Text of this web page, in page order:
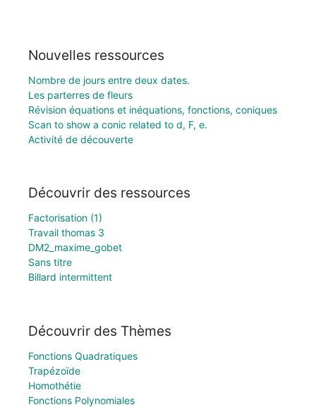
Nouvelles ressources
Nombre de jours entre deux dates.
Les parterres de fleurs
Révision équations et inéquations, fonctions, coniques
Scan to show a conic related to d, F, e.
Activité de découverte
Découvrir des ressources
Factorisation (1)
Travail thomas 3
DM2_maxime_gobet
Sans titre
Billard intermittent
Découvrir des Thèmes
Fonctions Quadratiques
Trapézoïde
Homothétie
Fonctions Polynomiales